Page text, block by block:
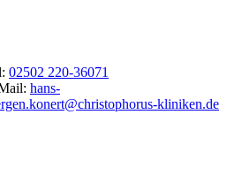
02502 220-36071
hans-
kliniken.de